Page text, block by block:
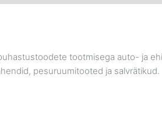
tootmisega auto- ja
pesuruumitooted ja salvrätikud.